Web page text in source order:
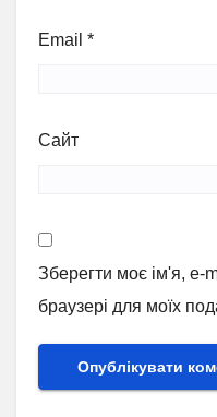
Email *
Сайт
Зберегти моє ім'я, e-
браузері для моїх